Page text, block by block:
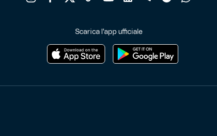
Scarica l'app ufficiale